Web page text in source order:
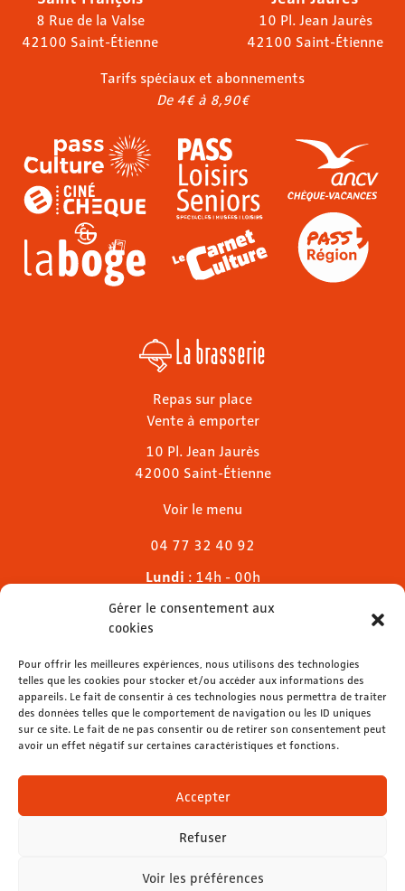
Gérer le consentement aux
cookies
Pour offrir les meilleures expériences, nous utilisons des technologies
telles que les cookies pour stocker et/ou accéder aux informations des
appareils. Le fait de consentir à ces technologies nous permettra de traiter
des données telles que le comportement de navigation ou les ID uniques
sur ce site. Le fait de ne pas consentir ou de retirer son consentement peut
avoir un effet négatif sur certaines caractéristiques et fonctions.
Accepter
Refuser
Voir les préférences
8 Rue de la Valse
42100 Saint-Étienne
10 Pl. Jean Jaurès
42100 Saint-Étienne
Tarifs spéciaux et abonnements
De 4€ à 8,90€
La brasserie
Repas sur place
Vente à emporter
10 Pl. Jean Jaurès
42000 Saint-Étienne
Voir le menu
04 77 32 40 92
Lundi : 14h - 00h
Mardi & mercredi
Jeudi
Dimanche: 11h - 00h
04 77 32 32 01